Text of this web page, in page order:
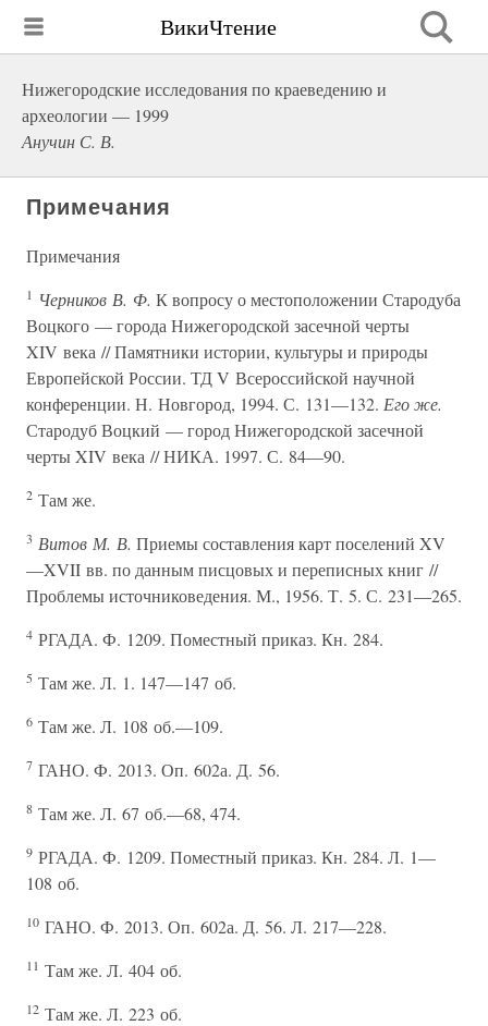
ВикиЧтение
Нижегородские исследования по краеведению и
археологии — 1999
Анучин С. В.
Примечания
Примечания
1 Черников В. Ф. К вопросу о местоположении Стародуба
Воцкого — города Нижегородской засечной черты
XIV века // Памятники истории, культуры и природы
Европейской России. ТД V Всероссийской научной
конференции. Н. Новгород, 1994. С. 131—132. Его же.
Стародуб Воцкий — город Нижегородской засечной
черты XIV века // НИКА. 1997. С. 84—90.
2 Там же.
3 Витов М. В. Приемы составления карт поселений XV
—XVII вв. по данным писцовых и переписных книг //
Проблемы источниковедения. М., 1956. Т. 5. С. 231—265.
4 РГАДА. Ф. 1209. Поместный приказ. Кн. 284.
5 Там же. Л. 1. 147—147 об.
6 Там же. Л. 108 об.—109.
7 ГАНО. Ф. 2013. Оп. 602а. Д. 56.
8 Там же. Л. 67 об.—68, 474.
9 РГАДА. Ф. 1209. Поместный приказ. Кн. 284. Л. 1—
108 об.
10 ГАНО. Ф. 2013. Оп. 602а. Д. 56. Л. 217—228.
11 Там же. Л. 404 об.
12 Там же. Л. 223 об.